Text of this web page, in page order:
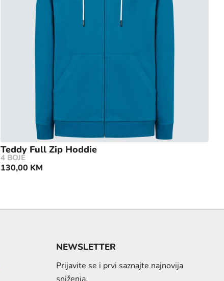
Teddy Full Zip Hoddie
4 BOJE
130,00 KM
NEWSLETTER
Prijavite se i prvi saznajte najnovija